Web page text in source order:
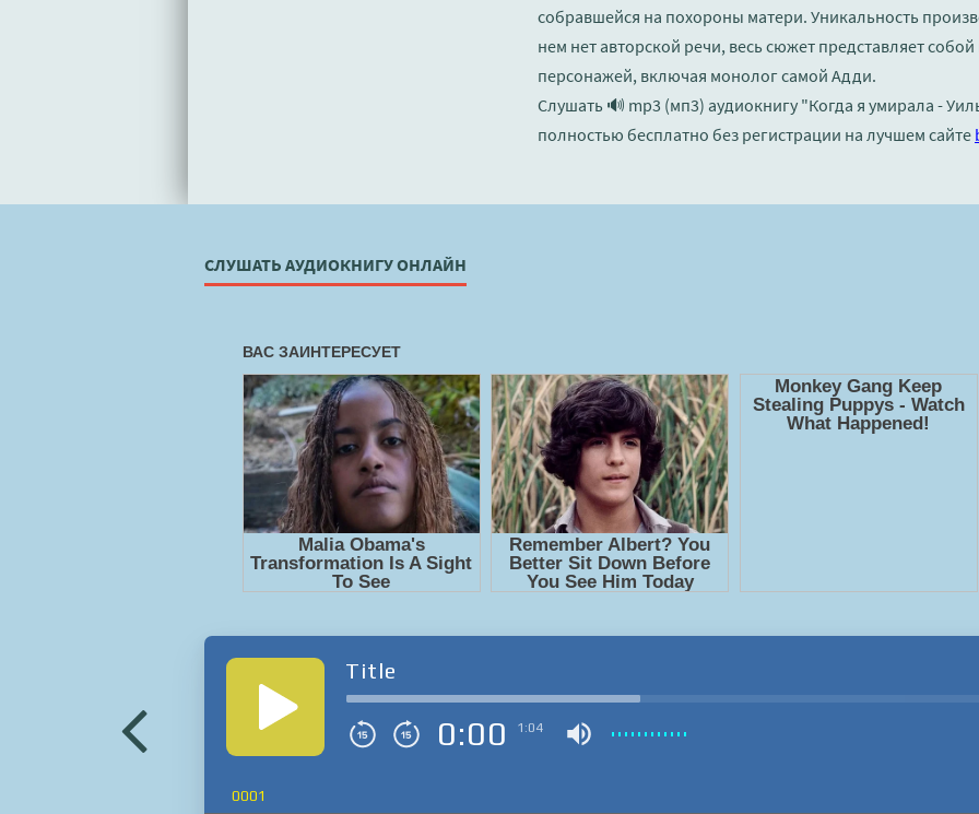
собравшейся на похороны матери. Уникальность
нем нет авторской речи, весь сюжет представляет
персонажей, включая монолог самой Адди.
Слушать 🔊 mp3 (мп3) аудиокнигу "Когда я умирала -
полностью бесплатно без регистрации на лучшем сайте
СЛУШАТЬ АУДИОКНИГУ ОНЛАЙН
Title
0:00 1:04
0001